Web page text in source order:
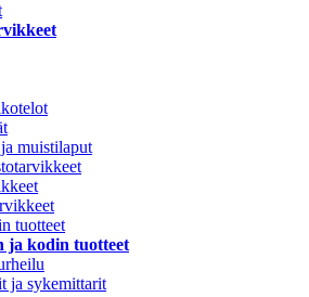
muistilaput
tuotteet
ja kodin tuotteet
ja sykemittarit